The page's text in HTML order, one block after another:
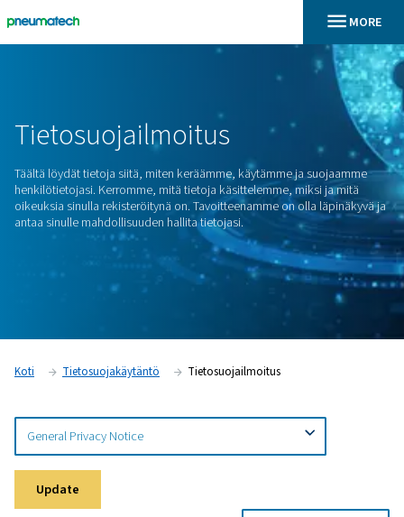
Tietosuojailmoitus
Täältä löydät tietoja siitä, miten keräämme, käytämme ja
henkilötietojasi. Kerromme, mitä tietoja käsittelemme,
oikeuksia sinulla rekisteröitynä on. Tavoitteenamme on olla
antaa sinulle mahdollisuuden hallita tietojasi.